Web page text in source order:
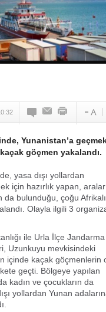
'Uyuşturucu' tutuklaması!
yeni ‘Ceza Rejimi’!
Dönem Yönetim Kurulu
‘SoleMarin’i seçti
tarih yazıldı!
okyanusun
Süveyş tonaj yetkisi
Yunanistan’a
göçmen yakalandı.
yasa dışı yollardan
için hazırlık yapan,
da bulunduğu, çoğu
Olayla ilgili 3
ile Urla İlçe Jandarma
Uzunkuyu mevkisindeki
içinde kaçak göçmenlerin
geçti. Bölgeye yapılan
kadın ve çocukların da
yollardan Yunan